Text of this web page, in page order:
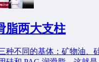
脂两大支柱
种不同的基体：矿物油、